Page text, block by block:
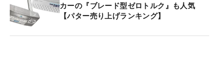
カーの『ブレード型ゼロトルク』も人気
【パター売り上げランキング】